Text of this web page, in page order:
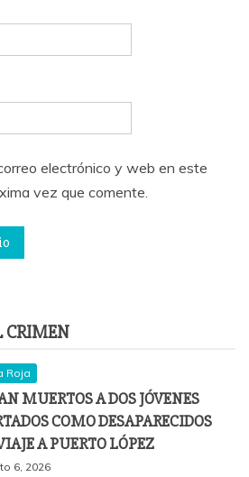
electrónico y web en este
vez que comente.
CRIMEN
Roja
MUERTOS A DOS JÓVENES
COMO DESAPARECIDOS
A PUERTO LÓPEZ
6, 2026